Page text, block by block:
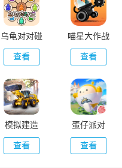
乌龟对对碰
查看
喵星大作战
查看
模拟建造
4(Construction
Simulator 4)
查看
蛋仔派对
查看